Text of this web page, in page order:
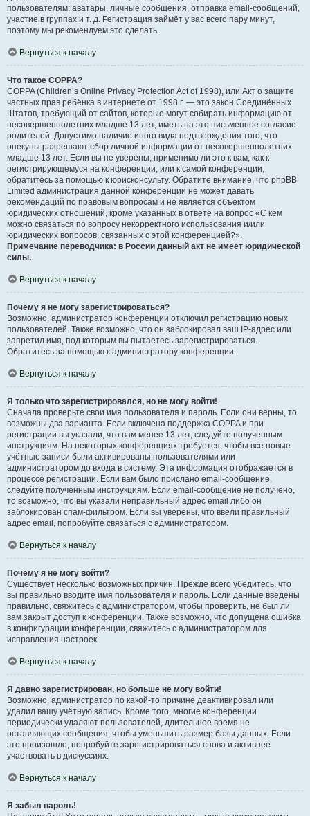
пользователям: аватары, личные сообщения, отправка email-сообщений,
участие в группах и т. д. Регистрация займёт у вас всего пару минут,
поэтому мы рекомендуем это сделать.
Вернуться к началу
Что такое COPPA?
COPPA (Children’s Online Privacy Protection Act of 1998), или Акт о защите
частных прав ребёнка в интернете от 1998 г. — это закон Соединённых
Штатов, требующий от сайтов, которые могут собирать информацию от
несовершеннолетних младше 13 лет, иметь на это письменное согласие
родителей. Допустимо наличие иного вида подтверждения того, что
опекуны разрешают сбор личной информации от несовершеннолетних
младше 13 лет. Если вы не уверены, применимо ли это к вам, как к
регистрирующемуся на конференции, или к самой конференции,
обратитесь за помощью к юрисконсульту. Обратите внимание, что phpBB
Limited администрация данной конференции не может давать
рекомендаций по правовым вопросам и не является объектом
юридических отношений, кроме указанных в ответе на вопрос «С кем
можно связаться по вопросу некорректного использования и/или
юридических вопросов, связанных с этой конференцией?».
Примечание переводчика: в России данный акт не имеет юридической
силы..
Вернуться к началу
Почему я не могу зарегистрироваться?
Возможно, администратор конференции отключил регистрацию новых
пользователей. Также возможно, что он заблокировал ваш IP-адрес или
запретил имя, под которым вы пытаетесь зарегистрироваться.
Обратитесь за помощью к администратору конференции.
Вернуться к началу
Я только что зарегистрировался, но не могу войти!
Сначала проверьте свои имя пользователя и пароль. Если они верны, то
возможны два варианта. Если включена поддержка COPPA и при
регистрации вы указали, что вам менее 13 лет, следуйте полученным
инструкциям. На некоторых конференциях требуется, чтобы все новые
учётные записи были активированы пользователями или
администратором до входа в систему. Эта информация отображается в
процессе регистрации. Если вам было прислано email-сообщение,
следуйте полученным инструкциям. Если email-сообщение не получено,
то возможно, что вы указали неправильный адрес email либо он
заблокирован спам-фильтром. Если вы уверены, что ввели правильный
адрес email, попробуйте связаться с администратором.
Вернуться к началу
Почему я не могу войти?
Существует несколько возможных причин. Прежде всего убедитесь, что
вы правильно вводите имя пользователя и пароль. Если данные введены
правильно, свяжитесь с администратором, чтобы проверить, не был ли
вам закрыт доступ к конференции. Также возможно, что допущена ошибка
в конфигурации конференции, свяжитесь с администратором для
исправления настроек.
Вернуться к началу
Я давно зарегистрирован, но больше не могу войти!
Возможно, администратор по какой-то причине деактивировал или
удалил вашу учётную запись. Кроме того, многие конференции
периодически удаляют пользователей, длительное время не
оставляющих сообщения, чтобы уменьшить размер базы данных. Если
это произошло, попробуйте зарегистрироваться снова и активнее
участвовать в дискуссиях.
Вернуться к началу
Я забыл пароль!